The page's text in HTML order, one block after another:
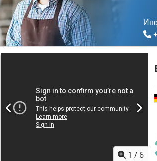
1 / 6